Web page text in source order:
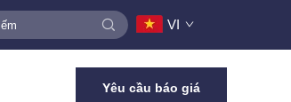
VI
Yêu cầu báo giá